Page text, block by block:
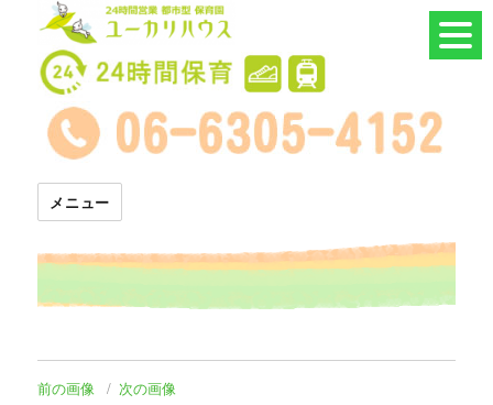
24時間託児所 ユーカリハウス
メニュー
前の画像 次の画像